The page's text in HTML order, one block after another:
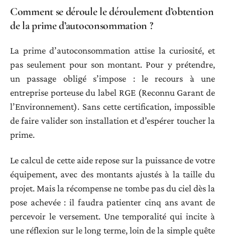
Comment se déroule le déroulement d’obtention
de la prime d’autoconsommation ?
La prime d’autoconsommation attise la curiosité, et
pas seulement pour son montant. Pour y prétendre,
un passage obligé s’impose : le recours à une
entreprise porteuse du label RGE (Reconnu Garant de
l’Environnement). Sans cette certification, impossible
de faire valider son installation et d’espérer toucher la
prime.
Le calcul de cette aide repose sur la puissance de votre
équipement, avec des montants ajustés à la taille du
projet. Mais la récompense ne tombe pas du ciel dès la
pose achevée : il faudra patienter cinq ans avant de
percevoir le versement. Une temporalité qui incite à
une réflexion sur le long terme, loin de la simple quête